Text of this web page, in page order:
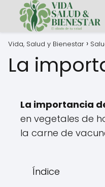
Vida, Salud y Bienestar
La
La importancia
en vegetales de
la carne de
Índice